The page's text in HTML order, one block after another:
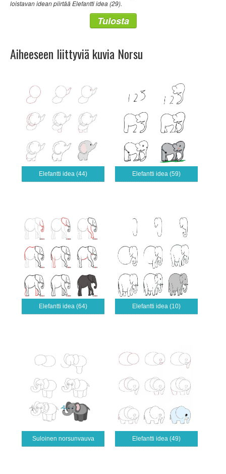
loistavan idean piirtää Elefantti idea (29).
Tulosta
Aiheeseen liittyviä kuvia Norsu
Elefantti idea (44) Elefantti idea (59)
Elefantti idea (64) Elefantti idea (10)
Suloinen norsunvauva Elefantti idea (49)